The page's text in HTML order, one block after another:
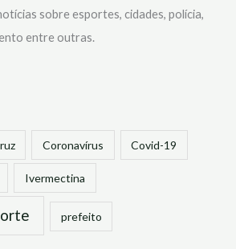
sobre esportes, cidades, polícia,
entre outras.
Coronavírus Covid-19
Ivermectina
prefeito